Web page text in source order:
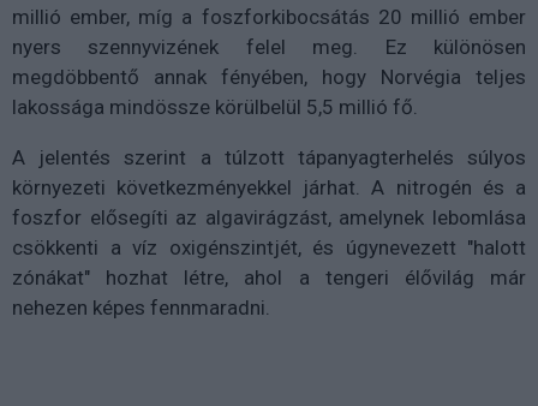
millió ember, míg a foszforkibocsátás 20 millió ember
nyers szennyvizének felel meg. Ez különösen
megdöbbentő annak fényében, hogy Norvégia teljes
lakossága mindössze körülbelül 5,5 millió fő.
A jelentés szerint a túlzott tápanyagterhelés súlyos
környezeti következményekkel járhat. A nitrogén és a
foszfor elősegíti az algavirágzást, amelynek lebomlása
csökkenti a víz oxigénszintjét, és úgynevezett "halott
zónákat" hozhat létre, ahol a tengeri élővilág már
nehezen képes fennmaradni.